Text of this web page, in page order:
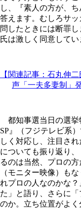
し、『素人の方が、
答えます。むしろサ
問したときには断罪
氏は激しく同意してい
【関連記事：石丸伸
声「一夫多妻制」
都知事選当日の選挙
SP』（フジテレビ系
しく対応し、注目さ
についても振り返り
るのは当然、プロの
（モニター映像）も
れプロの人なのかな
た」と語り、さらに
のか。立ち位置がよ